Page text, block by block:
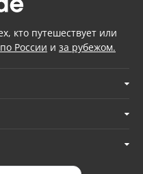
кто путешествует или
по России и за рубежом.